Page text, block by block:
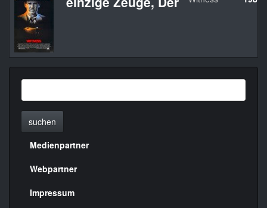
suchen
Menülinks
rechte
Seite
Medienpartner
Webpartner
Impressum